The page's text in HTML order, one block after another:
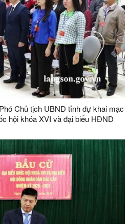
Chủ tịch UBND tỉnh dự khai mạc
hội khóa XVI và đại biểu HĐND